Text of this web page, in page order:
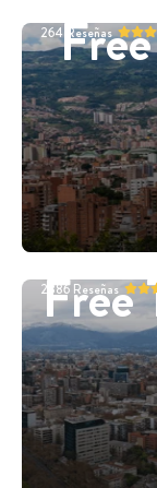
264 Reseñas
Free
2886 Reseñas